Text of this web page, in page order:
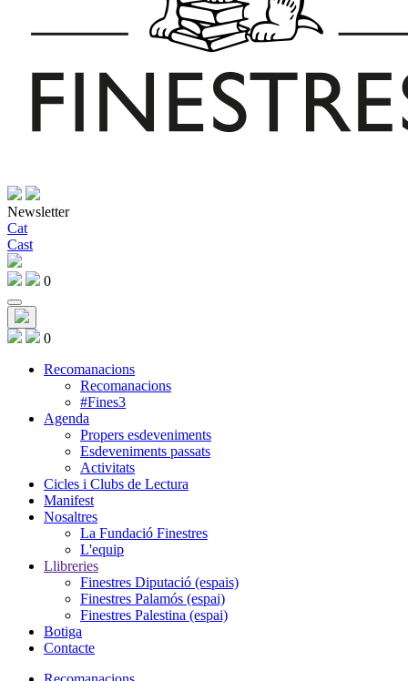
Newsletter
Cat
Cast
0
0
Recomanacions
Recomanacions
#Fines3
Agenda
Propers esdeveniments
Esdeveniments passats
Activitats
Cicles i Clubs de Lectura
Manifest
Nosaltres
La Fundació Finestres
L'equip
Llibreries
Finestres Diputació (espais)
Finestres Palamós (espai)
Finestres Palestina (espai)
Botiga
Contacte